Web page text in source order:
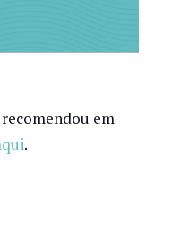
em
.